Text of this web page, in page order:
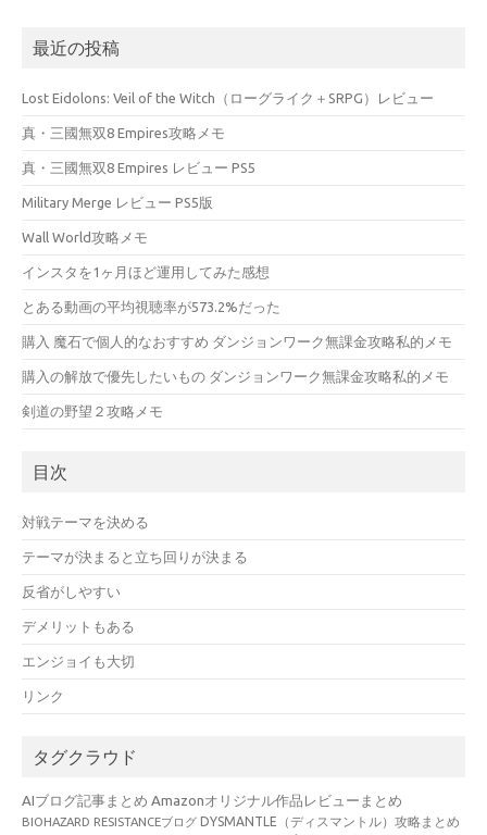
最近の投稿
Lost Eidolons: Veil of the Witch（ローグライク＋SRPG）レビュー
真・三國無双8 Empires攻略メモ
真・三國無双8 Empires レビュー PS5
Military Merge レビュー PS5版
Wall World攻略メモ
インスタを1ヶ月ほど運用してみた感想
とある動画の平均視聴率が573.2%だった
購入 魔石で個人的なおすすめ ダンジョンワーク無課金攻略私的メモ
購入の解放で優先したいもの ダンジョンワーク無課金攻略私的メモ
剣道の野望２攻略メモ
目次
対戦テーマを決める
テーマが決まると立ち回りが決まる
反省がしやすい
デメリットもある
エンジョイも大切
リンク
タグクラウド
AIブログ記事まとめ Amazonオリジナル作品レビューまとめ
BIOHAZARD RESISTANCEブログ DYSMANTLE（ディスマントル）攻略まとめ